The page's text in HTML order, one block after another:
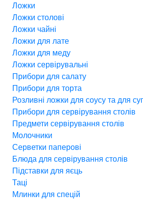
Ложки
Ложки столові
Ложки чайні
Ложки для лате
Ложки для меду
Ложки сервірувальні
Прибори для салату
Прибори для торта
Розливні ложки для соусу та для
Прибори для сервірування столів
Предмети сервірування столів
Молочники
Серветки паперові
Блюда для сервірування столів
Підставки для яєць
Таці
Млинки для спецій